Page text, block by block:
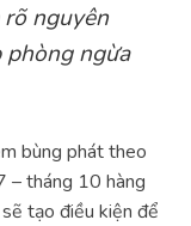
rõ nguyên
phòng ngừa
bùng phát theo
– tháng 10 hàng
tạo điều kiện để